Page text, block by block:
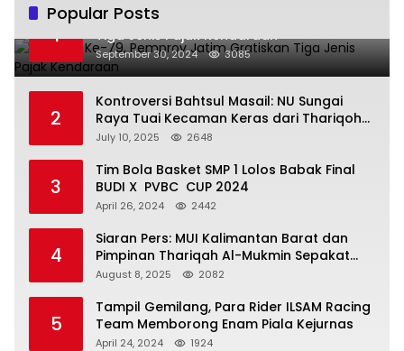
Popular Posts
1
Hari Jadi Ke-79, Pemprov Jatim Gratiskan
Tiga Jenis Pajak Kendaraan
September 30, 2024 3085
2
Kontroversi Bahtsul Masail: NU Sungai
Raya Tuai Kecaman Keras dari Thariqoh
Al Mu’min
July 10, 2025 2648
3
Tim Bola Basket SMP 1 Lolos Babak Final
BUDI X PVBC CUP 2024
April 26, 2024 2442
4
Siaran Pers: MUI Kalimantan Barat dan
Pimpinan Thariqah Al-Mukmin Sepakat
Jaga Umat
August 8, 2025 2082
5
Tampil Gemilang, Para Rider ILSAM Racing
Team Memborong Enam Piala Kejurnas
April 24, 2024 1924